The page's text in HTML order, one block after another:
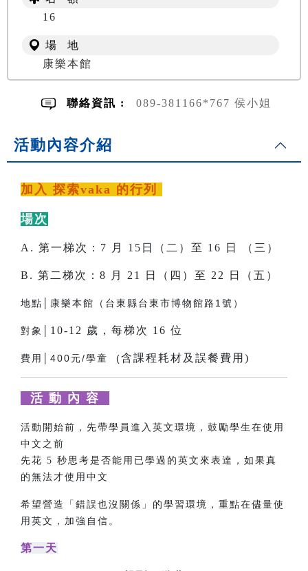
16
場 地
康樂本館
聯絡資訊 : 089-381166*767 侯小姐
活動內容介紹
加入 探索vaka 的行列
場次
A. 第一梯次：7 月 15日（二）至 16 日 （三）
B. 第二梯次：8 月 21 日（四）至 22 日（五）
地點│康樂本館（台東縣台東市博物館路1號）
對象│ 10-12 歲，每梯次 16 位
費用│400元/學童 (含課程耗材及誤餐費用)
活 動 內 容
活動開始前，先帶學員進入英文環境，鼓勵學生在使用
中文之前
先花 5 秒思考是否能用已學過的英文來表達，如果真
的無法才使用中文
希望營造「錯誤也沒關係」的學習環境，重點在儘量使
用英文，加強自信。
第一天